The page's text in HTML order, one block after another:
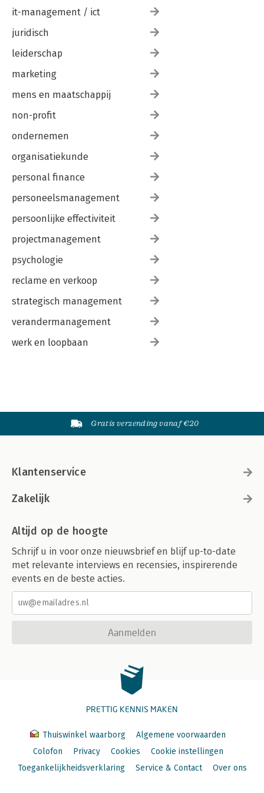
it-management / ict
juridisch
leiderschap
marketing
mens en maatschappij
non-profit
ondernemen
organisatiekunde
personal finance
personeelsmanagement
persoonlijke effectiviteit
projectmanagement
psychologie
reclame en verkoop
strategisch management
verandermanagement
werk en loopbaan
Gratis verzending vanaf €20
Klantenservice
Zakelijk
Altijd op de hoogte
Schrijf u in voor onze nieuwsbrief en blijf up-to-date
met relevante interviews en recensies, inspirerende
events en de beste acties.
Aanmelden
PRETTIG KENNIS MAKEN
Thuiswinkel waarborg
Algemene voorwaarden
Colofon
Privacy Cookies
Cookie instellingen
Toegankelijkheidsverklaring
Service & Contact Over ons